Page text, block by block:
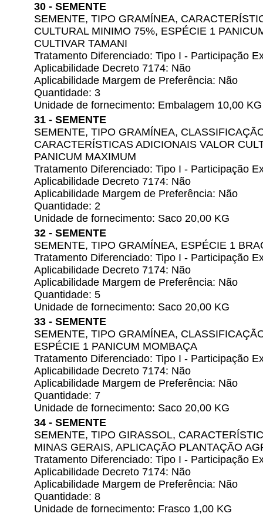
30 - SEMENTE
SEMENTE, TIPO GRAMÍNEA,
CULTURAL MINIMO 75%, ESPÉCIE 1
CULTIVAR TAMANI
Tratamento Diferenciado: Tipo I - Participação
Aplicabilidade Decreto 7174: Não
Aplicabilidade Margem de Preferência: Não
Quantidade: 3
Unidade de fornecimento: Embalagem 10,00 KG
31 - SEMENTE
SEMENTE, TIPO GRAMÍNEA,
CARACTERÍSTICAS ADICIONAIS VALOR
PANICUM MAXIMUM
Tratamento Diferenciado: Tipo I - Participação
Aplicabilidade Decreto 7174: Não
Aplicabilidade Margem de Preferência: Não
Quantidade: 2
Unidade de fornecimento: Saco 20,00 KG
32 - SEMENTE
SEMENTE, TIPO GRAMÍNEA, ESPÉCIE 1
Tratamento Diferenciado: Tipo I - Participação
Aplicabilidade Decreto 7174: Não
Aplicabilidade Margem de Preferência: Não
Quantidade: 5
Unidade de fornecimento: Saco 20,00 KG
33 - SEMENTE
SEMENTE, TIPO GRAMÍNEA,
ESPÉCIE 1 PANICUM MOMBAÇA
Tratamento Diferenciado: Tipo I - Participação
Aplicabilidade Decreto 7174: Não
Aplicabilidade Margem de Preferência: Não
Quantidade: 7
Unidade de fornecimento: Saco 20,00 KG
34 - SEMENTE
SEMENTE, TIPO GIRASSOL,
MINAS GERAIS, APLICAÇÃO PLANTAÇÃO
Tratamento Diferenciado: Tipo I - Participação
Aplicabilidade Decreto 7174: Não
Aplicabilidade Margem de Preferência: Não
Quantidade: 8
Unidade de fornecimento: Frasco 1,00 KG